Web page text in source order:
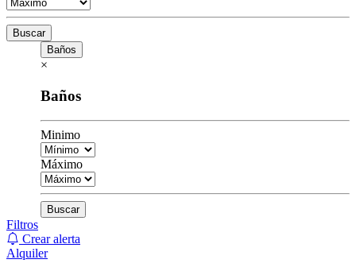
Buscar
Baños
×
Baños
Minimo
Máximo
Buscar
Filtros
Crear alerta
Alquiler